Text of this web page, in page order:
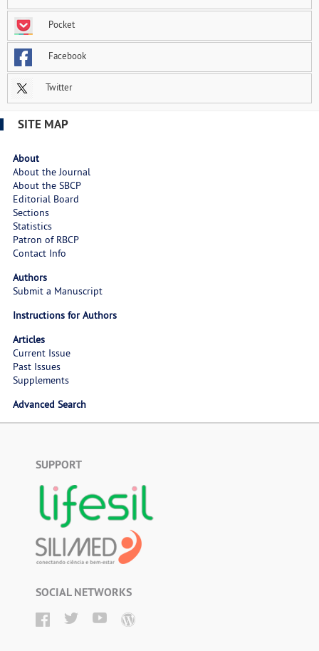
Pocket
Facebook
Twitter
SITE MAP
About
About the Journal
About the SBCP
Editorial Board
Sections
Statistics
Patron of RBCP
Contact Info
Authors
Submit a Manuscript
Instructions for Authors
Articles
Current Issue
Past Issues
Supplements
Advanced Search
SUPPORT
SOCIAL NETWORKS